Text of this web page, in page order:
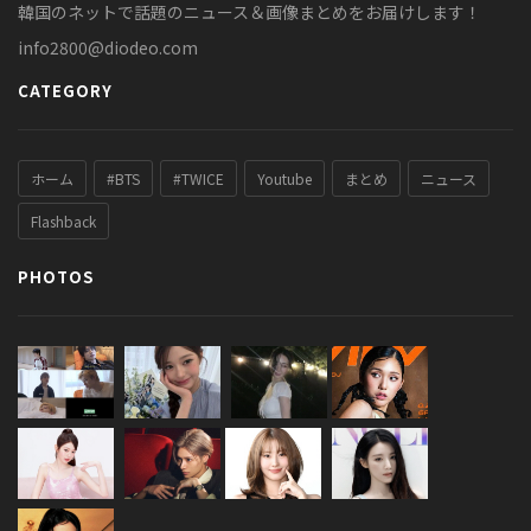
韓国のネットで話題のニュース＆画像まとめをお届けします！
info2800@diodeo.com
CATEGORY
ホーム #BTS #TWICE Youtube まとめ ニュース
Flashback
PHOTOS